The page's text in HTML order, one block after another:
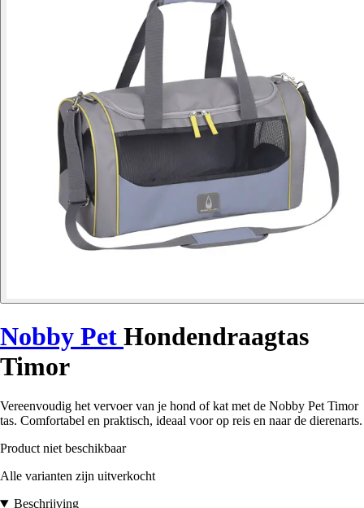
Nobby Pet Hondendraagtas
Timor
Vereenvoudig het vervoer van je hond of kat met de Nobby Pet Timor
tas. Comfortabel en praktisch, ideaal voor op reis en naar de dierenarts.
Product niet beschikbaar
Alle varianten zijn uitverkocht
Beschrijving